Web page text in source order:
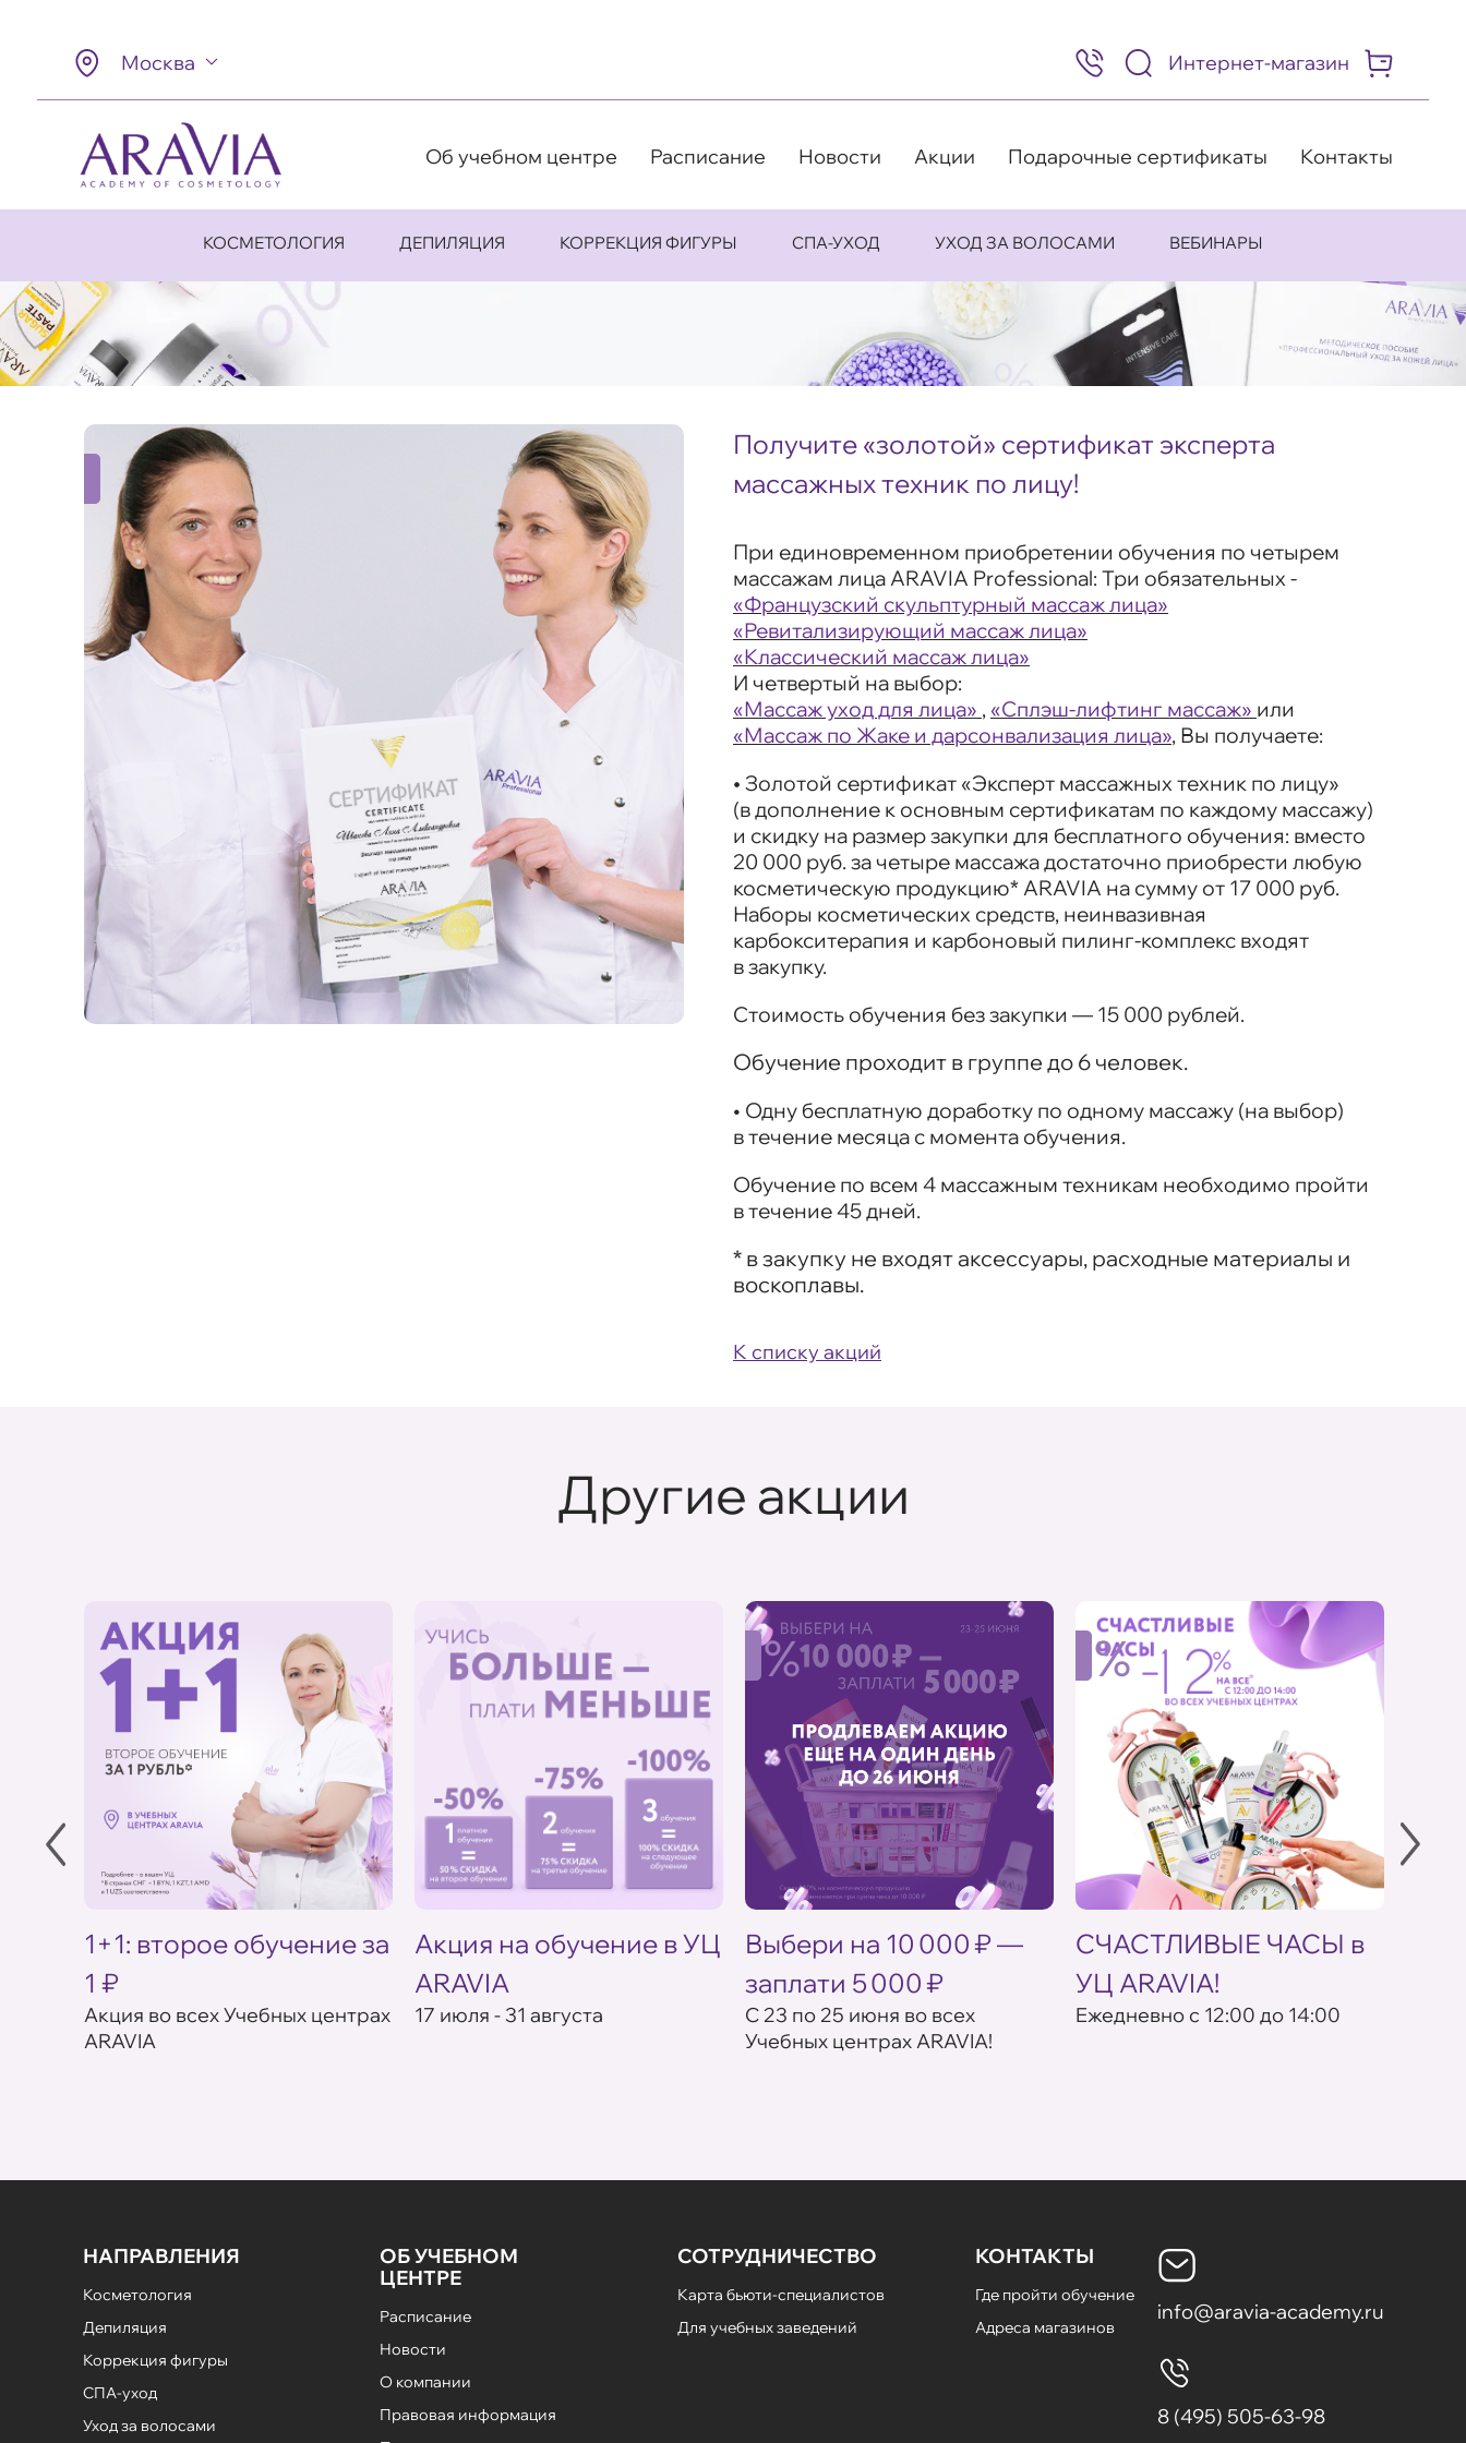
Москва
8
(495)
505-
98
Интернет-магазин
Об учебном центре Расписание Новости Акции Подарочные сертификаты Контакты
КОСМЕТОЛОГИЯ ДЕПИЛЯЦИЯ КОРРЕКЦИЯ ФИГУРЫ СПА-УХОД УХОД ЗА ВОЛОСАМИ ВЕБИНАРЫ
Получите «золотой» сертификат эксперта
массажных техник по лицу!
При единовременном приобретении обучения по четырем
массажам лица ARAVIA Professional: Три обязательных -
«Французский скульптурный массаж лица»
«Ревитализирующий массаж лица»
«Классический массаж лица»
И четвертый на выбор:
«Массаж уход для лица» , «Сплэш-лифтинг массаж» или
«Массаж по Жаке и дарсонвализация лица», Вы получаете:
• Золотой сертификат «Эксперт массажных техник по лицу»
(в дополнение к основным сертификатам по каждому массажу)
и скидку на размер закупки для бесплатного обучения: вместо
20 000 руб. за четыре массажа достаточно приобрести любую
косметическую продукцию*ARAVIA на сумму от 17 000 руб.
Наборы косметических средств, неинвазивная
карбокситерапия и карбоновый пилинг-комплекс входят
в закупку.
Стоимость обучения без закупки — 15 000 рублей.
Обучение проходит в группе до 6 человек.
• Одну бесплатную доработку по одному массажу (на выбор)
в течение месяца с момента обучения.
Обучение по всем 4 массажным техникам необходимо пройти
в течение 45 дней.
* в закупку не входят аксессуары, расходные материалы и
воскоплавы.
К списку акций
Другие акции
1+1: второе обучение за
1 ₽
Акция во всех Учебных центрах
ARAVIA
Акция на обучение в УЦ
ARAVIA
17 июля - 31 августа
%
Выбери на 10 000 ₽ —
заплати 5 000 ₽
С 23 по 25 июня во всех
Учебных центрах ARAVIA!
%
СЧАСТЛИВЫЕ ЧАСЫ в
УЦ ARAVIA!
Eжедневно с 12:00 до 14:00
НАПРАВЛЕНИЯ
Косметология
Депиляция
Коррекция фигуры
СПА-уход
Уход за волосами
ОБ УЧЕБНОМ
ЦЕНТРЕ
Расписание
Новости
О компании
Правовая информация
СОТРУДНИЧЕСТВО
Карта бьюти-специалистов
Для учебных заведений
КОНТАКТЫ
Где пройти обучение
Адреса магазинов
info@aravia-academy.ru
8 (495) 505-63-98